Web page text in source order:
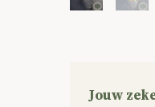
Jouw